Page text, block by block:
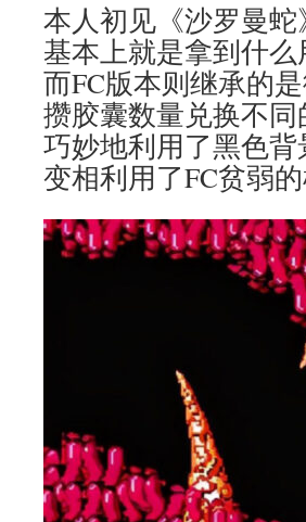
本人初见《沙罗曼
基本上就是拿到什
而FC版本则继承的
攒胶囊数量兑换不
巧妙地利用了黑色
变相利用了FC贫弱